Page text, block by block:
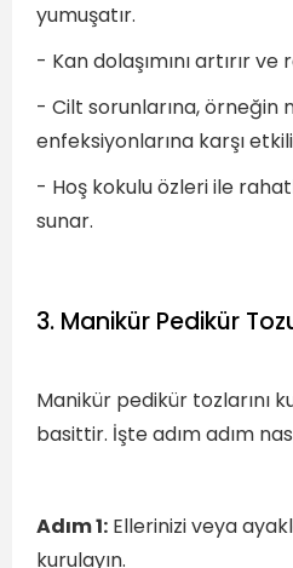
yumuşatır.
- Kan dolaşımını artırır
- Cilt sorunlarına, örneğin
enfeksiyonlarına karşı
- Hoş kokulu özleri ile
sunar.
3. Manikür Pedikür
Manikür pedikür tozlarını
basittir. İşte adım adım
Adım 1: Ellerinizi veya
kurulayın.